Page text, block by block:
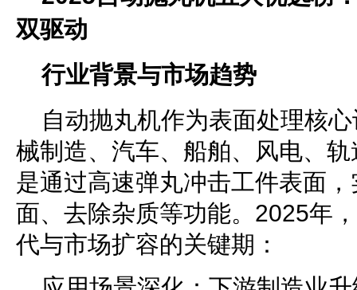
双驱动
行业背景与市场趋势
自动抛丸机作为表面处理核
械制造、汽车、船舶、风电、
是通过高速弹丸冲击工件表面
面、去除杂质等功能。2025年
代与市场扩容的关键期：